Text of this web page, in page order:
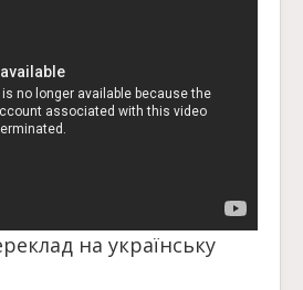
на українську